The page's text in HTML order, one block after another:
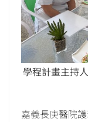
學程計畫主持
嘉義長庚醫院